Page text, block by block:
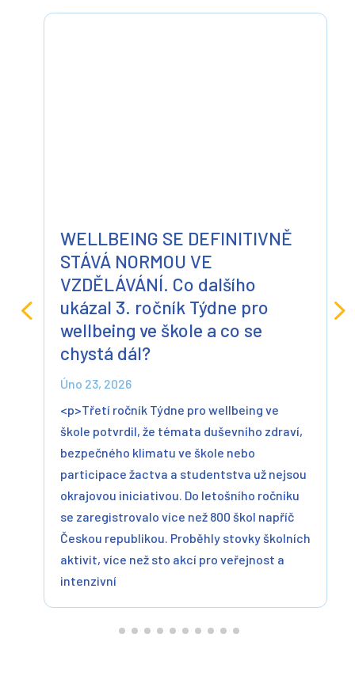
WELLBEING SE DEFINITIVNĚ
STÁVÁ NORMOU VE
VZDĚLÁVÁNÍ. Co dalšího
ukázal 3. ročník Týdne pro
wellbeing ve škole a co se
chystá dál?
Úno 23, 2026
<p>Třetí ročník Týdne pro wellbeing ve
škole potvrdil, že témata duševního zdraví,
bezpečného klimatu ve škole nebo
participace žactva a studentstva už nejsou
okrajovou iniciativou. Do letošního ročníku
se zaregistrovalo více než 800 škol napříč
Českou republikou. Proběhly stovky školních
aktivit, více než sto akcí pro veřejnost a
intenzivní